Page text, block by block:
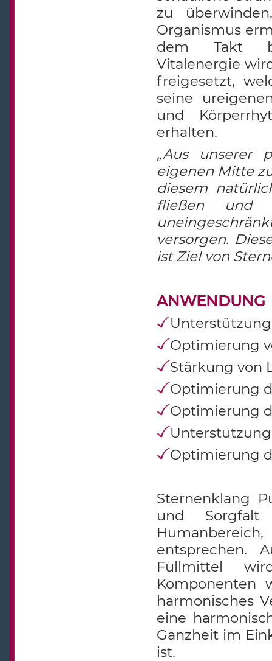
zu
Organismus
dem Takt
Vitalenergie
freigesetzt,
seine
und
erhalten.
„Aus unserer
eigenen Mitte
diesem
fließen und
versorgen.
ist Ziel von
ANWENDUNG
Optimierung
Stärkung von
Optimierung
Optimierung
Optimierung
Sternenklang
und Sorgfalt
entsprechen.
Füllmittel
harmonisches
eine
Ganzheit im
ist.